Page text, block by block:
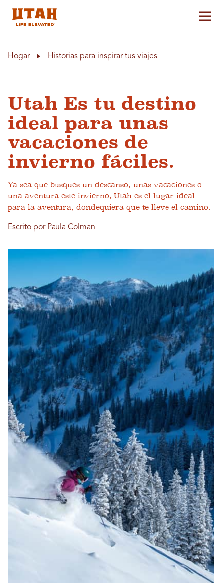
Hogar Historias para inspirar tus viajes
Utah Es tu destino
ideal para unas
vacaciones de
invierno fáciles.
Ya sea que busques un descanso, unas vacaciones o
una aventura este invierno, Utah es el lugar ideal
para la aventura, dondequiera que te lleve el camino.
Escrito por Paula Colman